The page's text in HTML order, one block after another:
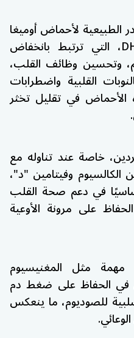
الطبيعية لأحماض أوميغا
3 الدهنية، مثل EPA وDHA، التي ترتبط بانخفاض
وتحسين وظائف القلب،
القلبية واضطرابات
في تقليل تخثر
خاصة عند تناوله مع
وفيتامين "د"،
في دعم صحة القلب
على مرونة الأوعية
مهمة مثل المغنيسيوم
في الحفاظ على ضغط دم
للصوديوم، ما ينعكس